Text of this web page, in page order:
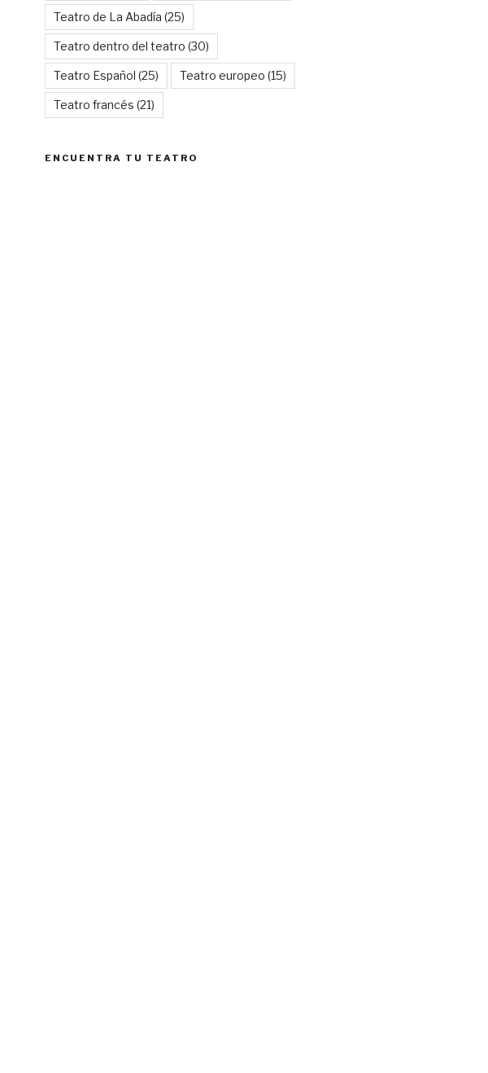
Teatro de La Abadía (25)
Teatro dentro del teatro (30)
Teatro Español (25) Teatro europeo (15)
Teatro francés (21)
ENCUENTRA TU TEATRO